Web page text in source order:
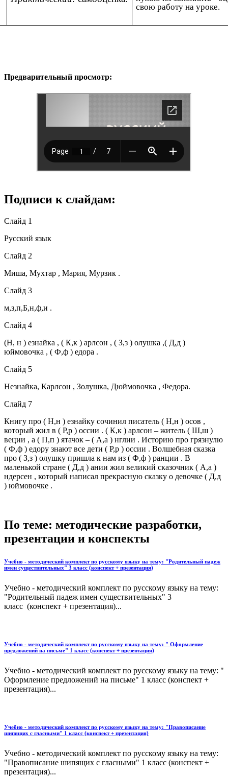
свою работу на уроке.
Предварительный просмотр:
Подписи к слайдам:
Слайд 1
Русский язык
Слайд 2
Миша, Мухтар , Мария, Мурзик .
Слайд 3
м,з,п,Б,н,ф,и .
Слайд 4
(Н, н ) езнайка , ( К,к ) арлсон , ( З,з ) олушка ,( Д,д )
юймовочка , ( Ф,ф ) едора .
Слайд 5
Незнайка, Карлсон , Золушка, Дюймовочка , Федора.
Слайд 7
Книгу про ( Н,н ) езнайку сочинил писатель ( Н,н ) осов ,
который жил в ( Р,р ) оссии . ( К,к ) арлсон – житель ( Ш,ш )
веции , а ( П,п ) ятачок – ( А,а ) нглии . Историю про грязнулю
( Ф,ф ) едору знают все дети ( Р,р ) оссии . Волшебная сказка
про ( З,з ) олушку пришла к нам из ( Ф,ф ) ранции . В
маленькой стране ( Д,д ) ании жил великий сказочник ( А,а )
ндерсен , который написал прекрасную сказку о девочке ( Д,д
) юймовочке .
По теме: методические разработки,
презентации и конспекты
Учебно - методический комплект по русскому языку на тему: "Родительный падеж
имен существительных" 3 класс (конспект + презентация)
Учебно - методический комплект по русскому языку на тему:
"Родительный падеж имен существительных" 3
класс (конспект + презентация)...
Учебно - методический комплект по русскому языку на тему: " Оформление
предложений на письме" 1 класс (конспект + презентация)
Учебно - методический комплект по русскому языку на тему: "
Оформление предложений на письме" 1 класс (конспект +
презентация)...
Учебно - методический комплект по русскому языку на тему: "Правописание
шипящих с гласными" 1 класс (конспект + презентация)
Учебно - методический комплект по русскому языку на тему:
"Правописание шипящих с гласными" 1 класс (конспект +
презентация)...